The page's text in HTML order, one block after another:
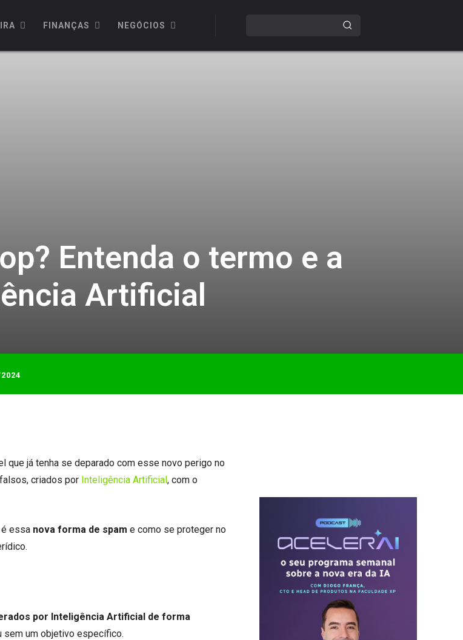
FINANÇAS NEGÓCIOS
Entenda o termo e a
Artificial
que já tenha se deparado com esse novo perigo no
criados por Inteligência Artificial, com o
é essa nova forma de spam e como se proteger no
por Inteligência Artificial de forma
sem um objetivo específico.